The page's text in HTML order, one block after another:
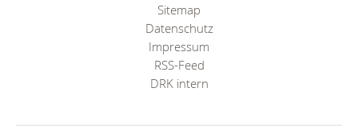
Sitemap
Datenschutz
Impressum
RSS-Feed
DRK intern